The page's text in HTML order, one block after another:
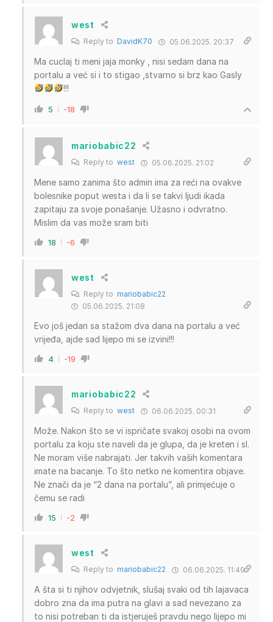
west
Reply to DavidK70 05.06.2025. 20:37
Ma cuclaj ti meni jaja monky , nisi sedam dana na
portalu a već si i to stigao ,stvarno si brz kao Gasly
!!!
5 -18
mariobabic22
Reply to west 05.06.2025. 21:02
Mene samo zanima što admin ima za reći na ovakve
bolesnike poput westa i da li se takvi ljudi ikada
zapitaju za svoje ponašanje. Užasno i odvratno.
Mislim da vas može sram biti
18 -6
west
Reply to mariobabic22
05.06.2025. 21:08
Evo još jedan sa stažom dva dana na portalu a već
vrijeđa, ajde sad lijepo mi se izvini!!!
4 -19
mariobabic22
Reply to west 06.06.2025. 00:31
Može. Nakon što se vi ispričate svakoj osobi na ovom
portalu za koju ste naveli da je glupa, da je kreten i sl.
Ne moram više nabrajati. Jer takvih vaših komentara
imate na bacanje. To što netko ne komentira objave.
Ne znači da je “2 dana na portalu”, ali primjećuje o
čemu se radi
15 -2
west
Reply to mariobabic22 06.06.2025. 11:49
A šta si ti njihov odvjetnik, slušaj svaki od tih lajavaca
dobro zna da ima putra na glavi a sad nevezano za
to nisi potreban ti da istjeruješ pravdu nego lijepo mi